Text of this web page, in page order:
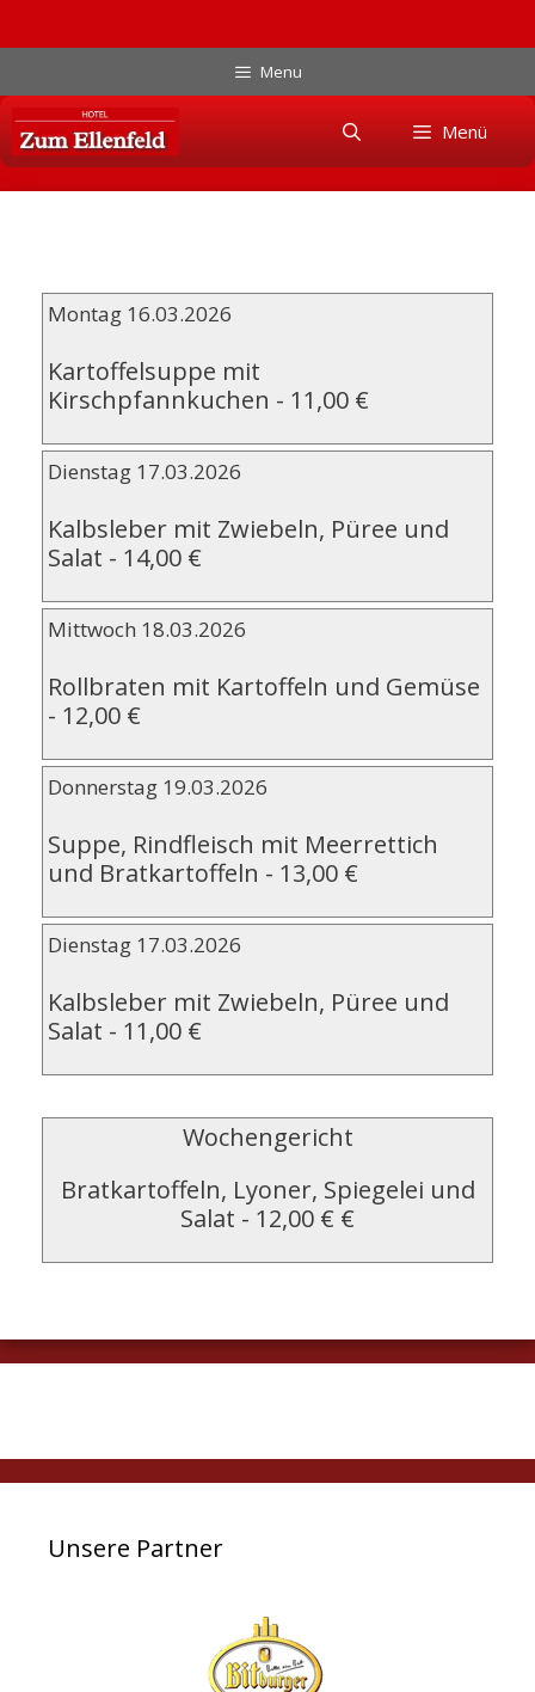
Inhalt
springen
Menu
Skip
content
Menü
Montag 16.03.2026
Kartoffelsuppe mit
Kirschpfannkuchen - 11,00 €
Dienstag 17.03.2026
Kalbsleber mit Zwiebeln, Püree und
Salat - 14,00 €
Mittwoch 18.03.2026
Rollbraten mit Kartoffeln und Gemüse
- 12,00 €
Donnerstag 19.03.2026
Suppe, Rindfleisch mit Meerrettich
und Bratkartoffeln - 13,00 €
Dienstag 17.03.2026
Kalbsleber mit Zwiebeln, Püree und
Salat - 11,00 €
Wochengericht
Bratkartoffeln, Lyoner, Spiegelei und
Salat - 12,00 € €
Unsere Partner